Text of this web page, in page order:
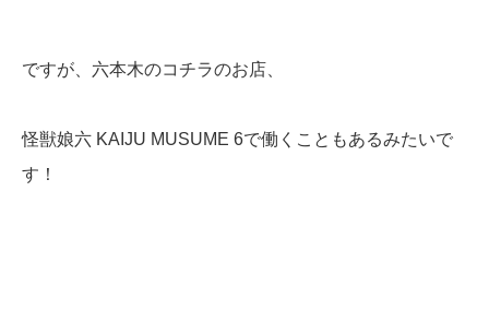
ですが、六本木のコチラのお店、
怪獣娘六 KAIJU MUSUME 6で働くこともあるみたいで
す！